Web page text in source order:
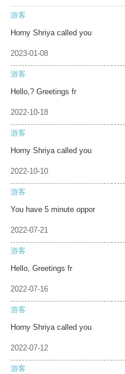
游客
Horny Shriya called you
2023-01-08
游客
Hello,? Greetings fr
2022-10-18
游客
Horny Shriya called you
2022-10-10
游客
You have 5 minute oppor
2022-07-21
游客
Hello, Greetings fr
2022-07-16
游客
Horny Shriya called you
2022-07-12
游客